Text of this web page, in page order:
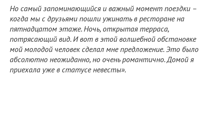
Но самый запоминающийся и важный момент поездки –
когда мы с друзьями пошли ужинать в ресторане на
пятнадцатом этаже. Ночь, открытая терраса,
потрясающий вид. И вот в этой волшебной обстановке
мой молодой человек сделал мне предложение. Это было
абсолютно неожиданно, но очень романтично. Домой я
приехала уже в статусе невесты».